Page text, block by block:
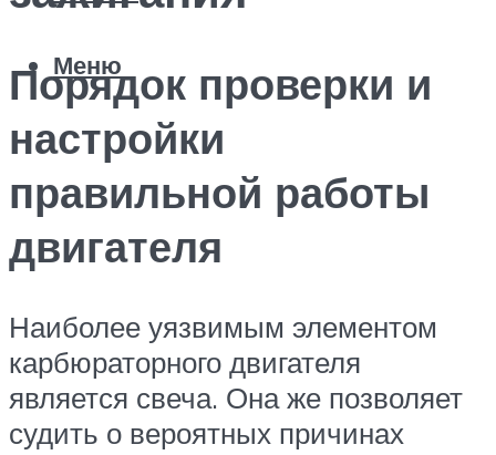
Меню
Порядок проверки и
настройки
правильной работы
двигателя
Наиболее уязвимым элементом
карбюраторного двигателя
является свеча. Она же позволяет
судить о вероятных причинах